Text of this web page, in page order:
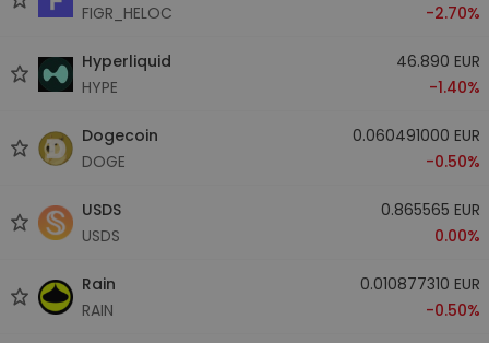
FIGR_HELOC
-2.70%
Hyperliquid
HYPE
46.890 EUR
-1.40%
Dogecoin
DOGE
0.060491000 EUR
-0.50%
USDS
USDS
0.865565 EUR
0.00%
Rain
RAIN
0.010877310 EUR
-0.50%